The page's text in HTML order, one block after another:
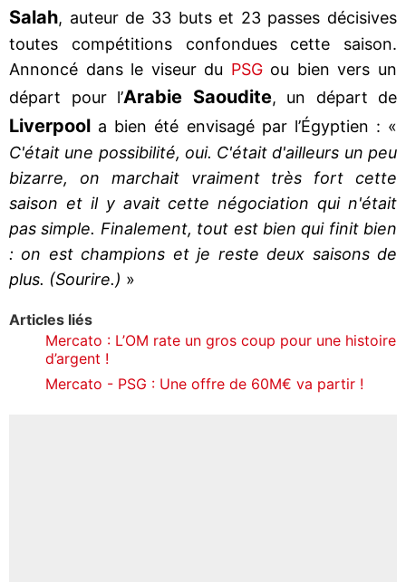
Salah, auteur de 33 buts et 23 passes décisives
toutes compétitions confondues cette saison.
Annoncé dans le viseur du PSGou bien vers un
départ pour l’Arabie Saoudite, un départ de
Liverpool a bien été envisagé par l’Égyptien : «
C'était une possibilité, oui. C'était d'ailleurs un peu
bizarre, on marchait vraiment très fort cette
saison et il y avait cette négociation qui n'était
pas simple. Finalement, tout est bien qui finit bien
: on est champions et je reste deux saisons de
plus. (Sourire.) »
Articles liés
Mercato : L’OM rate un gros coup pour une histoire
d’argent !
Mercato - PSG : Une offre de 60M€ va partir !